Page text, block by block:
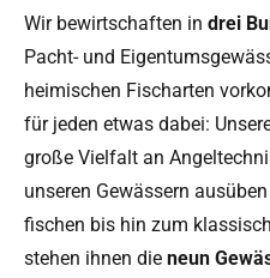
Wir bewirtschaften in drei
Pacht- und
heimis­chen Fis­charten
für jeden etwas dabei:
große Vielfalt an
unseren Gewässern
fis­chen bis hin zum
ste­hen ihnen die neun